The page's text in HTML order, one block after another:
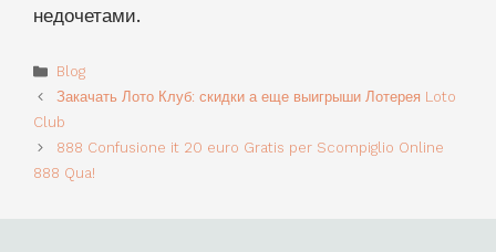
недочетами.
Categories
Blog
Закачать Лото Клуб: скидки а еще выигрыши Лотерея Loto
Club
888 Confusione it 20 euro Gratis per Scompiglio Online
888 Qua!